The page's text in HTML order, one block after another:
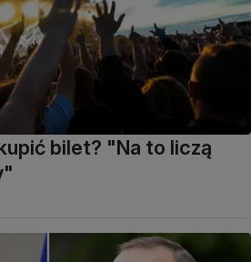
bilet? "Na to liczą